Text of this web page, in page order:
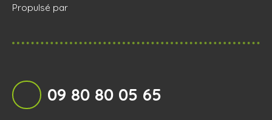
Propulsé par
09 80 80 05 65